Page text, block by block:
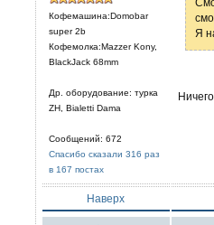
Кофемашина:Domobar
super 2b
Кофемолка:Mazzer Kony,
BlackJack 68mm
Др. оборудование: турка
ZH, Bialetti Dama
Сообщений: 672
Спасибо сказали 316 раз
в 167 постах
Я
Наверх